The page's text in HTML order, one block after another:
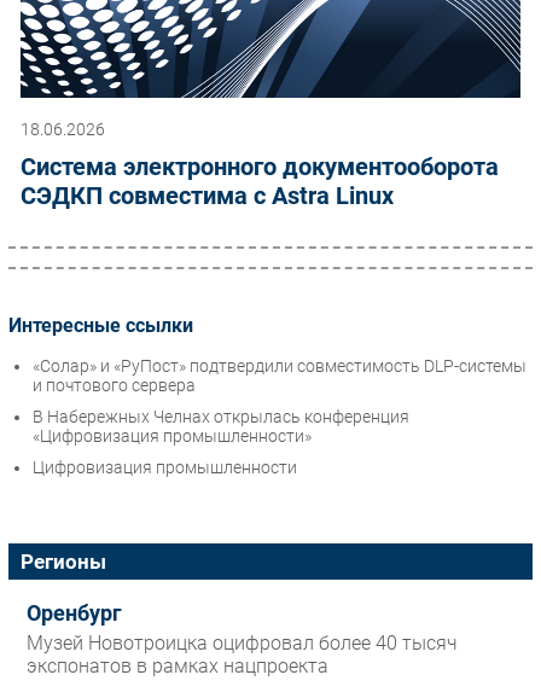
18.06.2026
Система электронного документооборота
СЭДКП совместима с Astra Linux
Интересные ссылки
«Солар» и «РуПост» подтвердили совместимость DLP-системы
и почтового сервера
В Набережных Челнах открылась конференция
«Цифровизация промышленности»
Цифровизация промышленности
Регионы
Оренбург
Музей Новотроицка оцифровал более 40 тысяч
экспонатов в рамках нацпроекта